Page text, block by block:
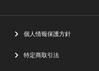
個人情報保護方針
特定商取引法